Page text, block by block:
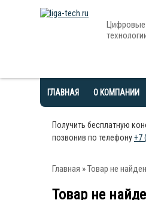
Цифровые
ГЛАВНАЯ О КОМПАНИИ
Получить бесплатную
позвонив по телефону+7
Главная » Товар не
Товар не